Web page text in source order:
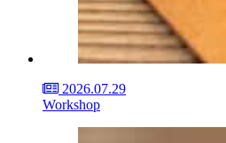
2026.07.29
Workshop